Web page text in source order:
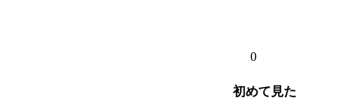
0
初めて見た